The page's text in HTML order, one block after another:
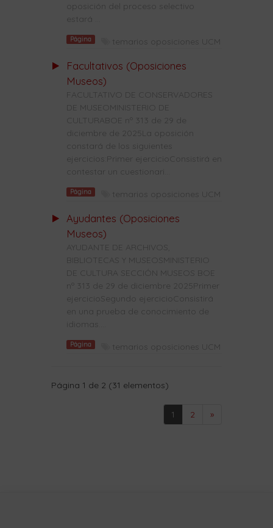
oposición del proceso selectivo
estará ...
Página temarios oposiciones UCM
Facultativos (Oposiciones
Museos)
FACULTATIVO DE CONSERVADORES
DE MUSEOMINISTERIO DE
CULTURABOE nº 313 de 29 de
diciembre de 2025La oposición
constará de los siguientes
ejercicios:Primer ejercicioConsistirá en
contestar un cuestionari...
Página temarios oposiciones UCM
Ayudantes (Oposiciones
Museos)
AYUDANTE DE ARCHIVOS,
BIBLIOTECAS Y MUSEOSMINISTERIO
DE CULTURA SECCIÓN MUSEOS BOE
nº 313 de 29 de diciembre 2025Primer
ejercicioSegundo ejercicioConsistirá
en una prueba de conocimiento de
idiomas....
Página temarios oposiciones UCM
Página 1 de 2 (31 elementos)
1 2 »